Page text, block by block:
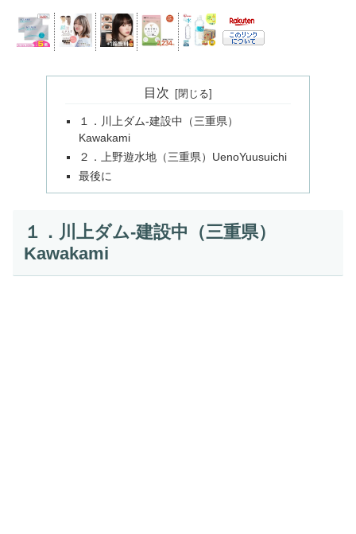
目次
１．川上ダム-建設中（三重県）
Kawakami
２．上野遊水地（三重県）UenoYuusuichi
最後に
１．川上ダム-建設中（三重県）
Kawakami